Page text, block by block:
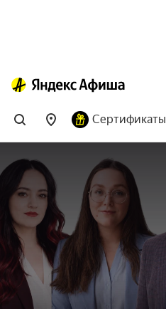
Сертификаты